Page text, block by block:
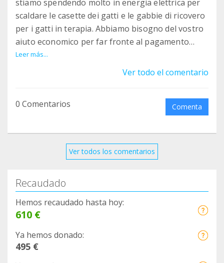
stiamo spendendo molto in energia elettrica per
scaldare le casette dei gatti e le gabbie di ricovero
per i gatti in terapia. Abbiamo bisogno del vostro
aiuto economico per far fronte al pagamento
delle bollette. Continua a sostenerci con la tua
micro donazione di 1€ al mese.
Leer más...
Ver todo el comentario
0 Comentarios Comenta
Ver todos los comentarios
Recaudado
Hemos recaudado hasta hoy:
610 €
Ya hemos donado:
495 €